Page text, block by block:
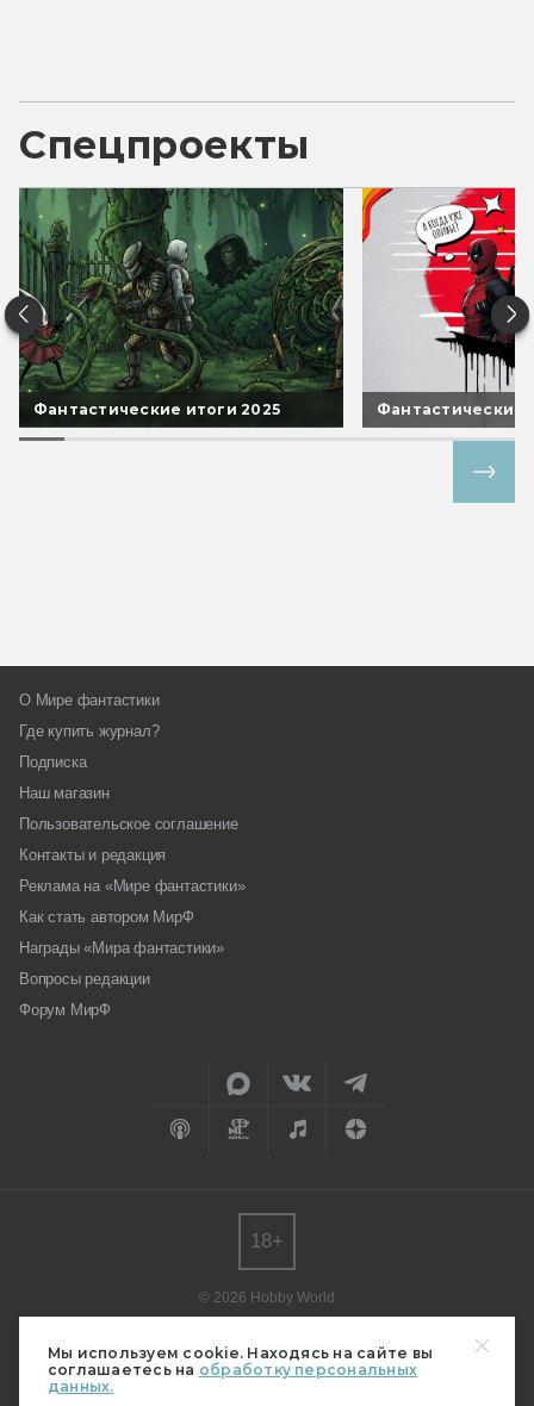
Мы используем cookie. Находясь на сайте вы
соглашаетесь на обработку персональных
данных.
Спецпроекты
Фантастические итоги 2025 Фантастические
О Мире фантастики
Где купить журнал?
Подписка
Наш магазин
Пользовательское соглашение
Контакты и редакция
Реклама на «Мире фантастики»
Как стать автором МирФ
Награды «Мира фантастики»
Вопросы редакции
Форум МирФ
© 2026 Hobby World
редакции.
Мнение авторов может не совпадать с мнением редакции.
Свидетельство о регистрации СМИ серия Эл № ФС77-82485
18+